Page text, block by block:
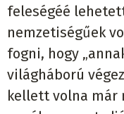
feleségéé
nemzetiségűek
fogni, hogy
világháború
kellett volna már